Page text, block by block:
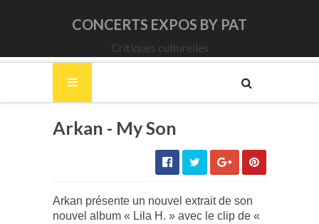
CONCERTS EXPOS BY PAT
Critiques culturelles
Arkan - My Son
Arkan présente un nouvel extrait de son
nouvel album « Lila H. » avec le clip de «